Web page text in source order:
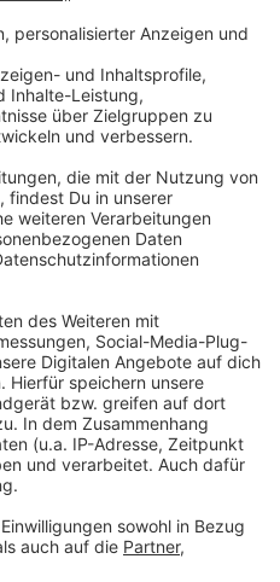
ist tiefgründig. Heinzmann
durch die verschiedenen
Kreise - von der
hin zum
loszulassen, damit
dass das Leben nicht
und Tiefen besteht:
Punkte zurück,
von Stefanie
"Power"